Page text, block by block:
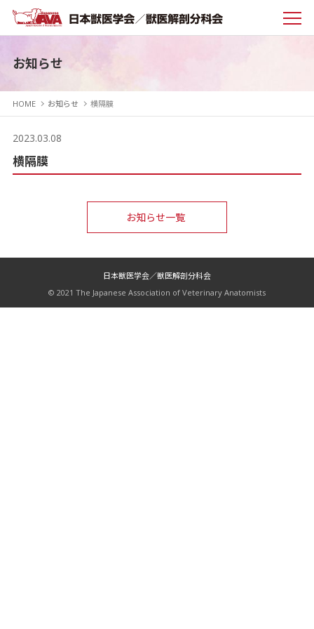
お知らせ
HOME お知らせ 横隔膜
2023.03.08
横隔膜
お知らせ一覧
日本獣医学会／獣医解剖分科会
© 2021 The Japanese Association of Veterinary Anatomists